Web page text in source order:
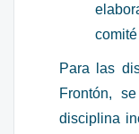
Para las
Frontón,
disciplina